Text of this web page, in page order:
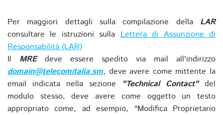
Per maggiori dettagli sulla compilazione della LAR
consultare le istruzioni sullaLettera di Assunzione di
Responsabilità (LAR)
Il MREdeve essere spedito via mail all'indirizzo
domain@telecomitalia.sm, deve avere come mittente la
email indicata nella sezione
"Technical Contact"del
modulo stesso, deve avere come oggetto un testo
appropriato come, ad esempio, "Modifica Proprietario